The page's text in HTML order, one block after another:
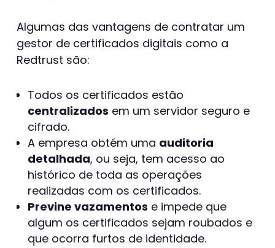
Algumas das vantagens de contratar um
gestor de certificados digitais como a
Redtrust são:
Todos os certificados estão
centralizados em um servidor seguro e
cifrado.
A empresa obtém uma auditoria
detalhada, ou seja, tem acesso ao
histórico de toda as operações
realizadas com os certificados.
Previne vazamentos e impede que
algum os certificados sejam roubados e
que ocorra furtos de identidade.